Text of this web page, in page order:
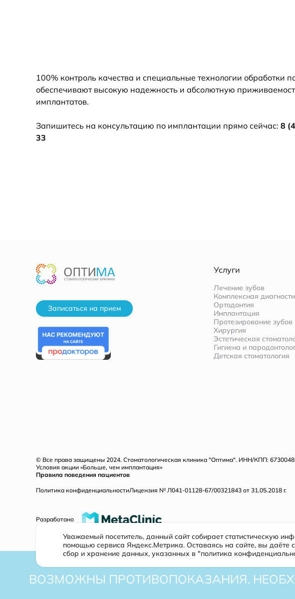
100% контроль качества и специальные технологии обработки
обеспечивают высокую надежность и абсолютную
имплантатов.
Запишитесь на консультацию по имплантации прямо сейчас: 8
33
Записаться на прием
Услуги
Лечение зубов
Комплексная
Ортодонтия
Имплантация
Протезирование зубов
Хирургия
Эстетическая
Гигиена и
Детская стоматология
© Все права защищены 2024. Стоматологическая клиника "Оптима". ИНН/КПП:
Условия акции «Больше, чем имплантация»
Правила поведения пациентов
Политика конфиденциальностиЛицензия № Л041-01128-67/00321843 от 31.05.2018 г.
Разработано
ВОЗМОЖНЫ ПРОТИВОПОКАЗАНИЯ.
Уважаемый посетитель, данный сайт собирает статистическую
помощью сервиса Яндекс.Метрика. Оставаясь на сайте, вы даёте
сбор и хранение данных, указанных в "политика